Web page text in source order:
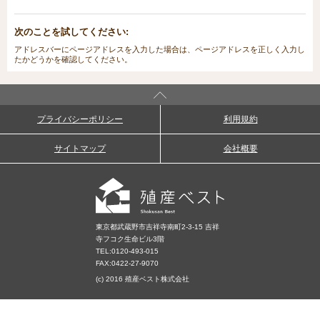
次のことを試してください:
アドレスバーにページアドレスを入力した場合は、ページアドレスを正しく入力し
たかどうかを確認してください。
プライバシーポリシー 利用規約
サイトマップ 会社概要
東京都武蔵野市吉祥寺南町2-3-15 吉祥
寺フコク生命ビル3階
TEL:0120-493-015
FAX:0422-27-9070
(c) 2016 殖産ベスト株式会社